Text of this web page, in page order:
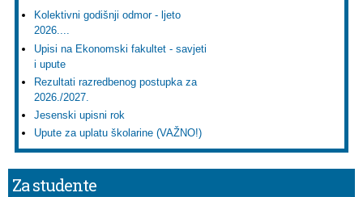
Kolektivni godišnji odmor - ljeto
2026....
Upisi na Ekonomski fakultet - savjeti
i upute
Rezultati razredbenog postupka za
2026./2027.
Jesenski upisni rok
Upute za uplatu školarine (VAŽNO!)
Za studente